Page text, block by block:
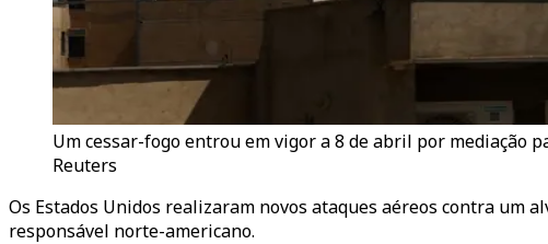
Um cessar-fogo entrou em vigor a 8 de abril por mediação
Reuters
Os Estados Unidos realizaram novos ataques aéreos contra um
responsável norte-americano.